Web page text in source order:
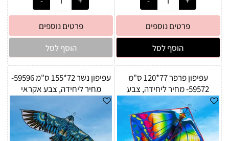
פרטים נוספים
הוסף לסל
פרטים נוספים
הוסף לסל
עפיפון פרפר 77*120 ס"מ
59572- מחיר ליחידה, צבע
עפיפון נשר 72*155 ס"מ 59596-
מחיר ליחידה, צבע אקראי